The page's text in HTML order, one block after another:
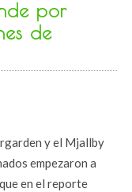
por
de
y el Mjallby
empezaron a
en el reporte